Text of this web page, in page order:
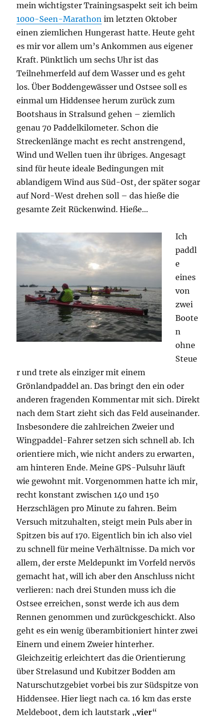
mein wichtigster Trainingsaspekt seit ich beim
1000-Seen-Marathon im letzten Oktober
einen ziemlichen Hungerast hatte. Heute geht
es mir vor allem um’s Ankommen aus eigener
Kraft. Pünktlich um sechs Uhr ist das
Teilnehmerfeld auf dem Wasser und es geht
los. Über Boddengewässer und Ostsee soll es
einmal um Hiddensee herum zurück zum
Bootshaus in Stralsund gehen – ziemlich
genau 70 Paddelkilometer. Schon die
Streckenlänge macht es recht anstrengend,
Wind und Wellen tuen ihr übriges. Angesagt
sind für heute ideale Bedingungen mit
ablandigem Wind aus Süd-Ost, der später sogar
auf Nord-West drehen soll – das hieße die
gesamte Zeit Rückenwind. Hieße…
Ich
paddl
e
eines
von
zwei
Boote
n
ohne
Steue
r und trete als einziger mit einem
Grönlandpaddel an. Das bringt den ein oder
anderen fragenden Kommentar mit sich. Direkt
nach dem Start zieht sich das Feld auseinander.
Insbesondere die zahlreichen Zweier und
Wingpaddel-Fahrer setzen sich schnell ab. Ich
orientiere mich, wie nicht anders zu erwarten,
am hinteren Ende. Meine GPS-Pulsuhr läuft
wie gewohnt mit. Vorgenommen hatte ich mir,
recht konstant zwischen 140 und 150
Herzschlägen pro Minute zu fahren. Beim
Versuch mitzuhalten, steigt mein Puls aber in
Spitzen bis auf 170. Eigentlich bin ich also viel
zu schnell für meine Verhältnisse. Da mich vor
allem, der erste Meldepunkt im Vorfeld nervös
gemacht hat, will ich aber den Anschluss nicht
verlieren: nach drei Stunden muss ich die
Ostsee erreichen, sonst werde ich aus dem
Rennen genommen und zurückgeschickt. Also
geht es ein wenig überambitioniert hinter zwei
Einern und einem Zweier hinterher.
Gleichzeitig erleichtert das die Orientierung
über Strelasund und Kubitzer Bodden am
Naturschutzgebiet vorbei bis zur Südspitze von
Hiddensee. Hier liegt nach ca. 16 km das erste
Meldeboot, dem ich lautstark „vier“